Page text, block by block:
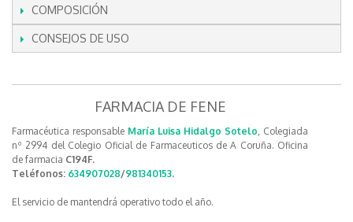
COMPOSICIÓN
CONSEJOS DE USO
FARMACIA DE FENE
Farmacéutica responsable María Luisa Hidalgo Sotelo, Colegiada
nº 2994 del Colegio Oficial de Farmaceuticos de A Coruña. Oficina
de farmacia C194F.
Teléfonos: 634907028/981340153.
El servicio de mantendrá operativo todo el año.